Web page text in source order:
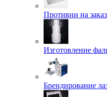
Противни на
Изготовление
Брендирование